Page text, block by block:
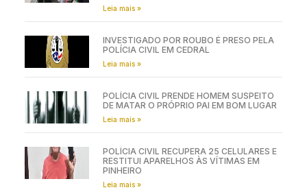
Leia mais »
INVESTIGADO POR ROUBO É PRESO PELA
POLÍCIA CIVIL EM CEDRAL
Leia mais »
POLÍCIA CIVIL PRENDE HOMEM SUSPEITO
DE MATAR O PRÓPRIO PAI EM BOM LUGAR
Leia mais »
POLÍCIA CIVIL RECUPERA 25 CELULARES E
RESTITUI APARELHOS ÀS VÍTIMAS EM
PINHEIRO
Leia mais »